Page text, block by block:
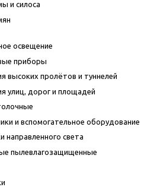
и силоса
освещение
приборы
высоких пролётов и туннелей
улиц, дорог и площадей
и вспомогательное оборудование
направленного света
пылевлагозащищенные